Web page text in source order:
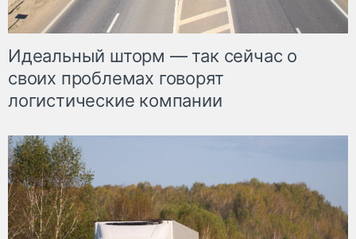
Идеальный шторм — так сейчас о
своих проблемах говорят
логистические компании